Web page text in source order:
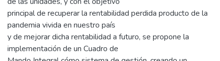
principal de recuperar la rentabilidad perdida producto de la
pandemia vivida en nuestro país
y de mejorar dicha rentabilidad a futuro, se propone la
implementación de un Cuadro de